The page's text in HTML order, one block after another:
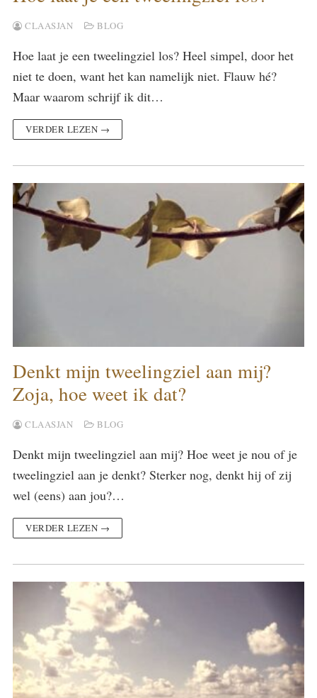
CLAASJAN BLOG
Hoe laat je een tweelingziel los? Heel simpel, door het
niet te doen, want het kan namelijk niet. Flauw hé?
Maar waarom schrijf ik dit…
VERDER LEZEN →
Denkt mijn tweelingziel aan mij?
Zoja, hoe weet ik dat?
CLAASJAN BLOG
Denkt mijn tweelingziel aan mij? Hoe weet je nou of je
tweelingziel aan je denkt? Sterker nog, denkt hij of zij
wel (eens) aan jou?…
VERDER LEZEN →